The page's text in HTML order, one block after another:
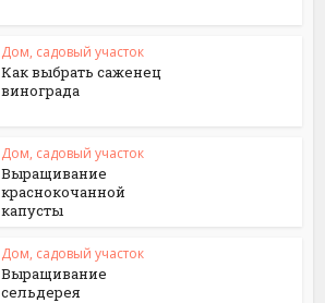
Дом, садовый участок
Как выбрать саженец
винограда
Дом, садовый участок
Выращивание
краснокочанной
капусты
Дом, садовый участок
Выращивание
сельдерея